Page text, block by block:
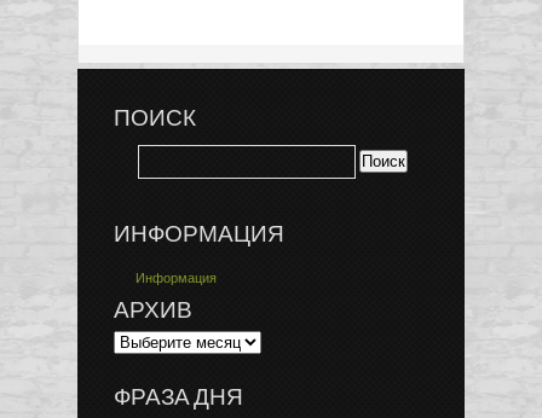
ПОИСК
ИНФОРМАЦИЯ
Информация
АРХИВ
ФРАЗА ДНЯ